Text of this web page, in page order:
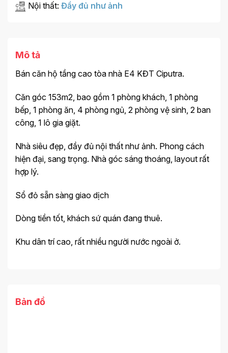
Nội thất: Đầy đủ như ảnh
Mô tả
Bán căn hộ tầng cao tòa nhà E4 KĐT Ciputra.
Căn góc 153m2, bao gồm 1 phòng khách, 1 phòng
bếp, 1 phòng ăn, 4 phòng ngủ, 2 phòng vệ sinh, 2 ban
công, 1 lô gia giặt.
Nhà siêu đẹp, đầy đủ nội thất như ảnh. Phong cách
hiện đại, sang trọng. Nhà góc sáng thoáng, layout rất
hợp lý.
Sổ đỏ sẵn sàng giao dịch
Dòng tiền tốt, khách sứ quán đang thuê.
Khu dân trí cao, rất nhiều người nước ngoài ở.
Bản đồ